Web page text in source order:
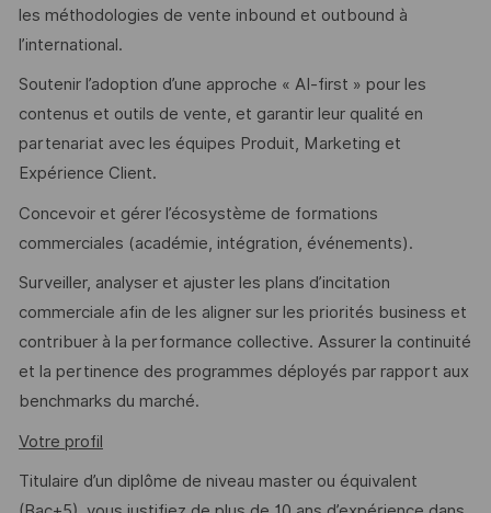
les méthodologies de vente inbound et outbound à
l’international.
Soutenir l’adoption d’une approche « AI-first » pour les
contenus et outils de vente, et garantir leur qualité en
partenariat avec les équipes Produit, Marketing et
Expérience Client.
Concevoir et gérer l’écosystème de formations
commerciales (académie, intégration, événements).
Surveiller, analyser et ajuster les plans d’incitation
commerciale afin de les aligner sur les priorités business et
contribuer à la performance collective. Assurer la continuité
et la pertinence des programmes déployés par rapport aux
benchmarks du marché.
Votre profil
Titulaire d’un diplôme de niveau master ou équivalent